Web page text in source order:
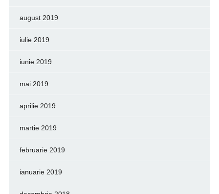
august 2019
iulie 2019
iunie 2019
mai 2019
aprilie 2019
martie 2019
februarie 2019
ianuarie 2019